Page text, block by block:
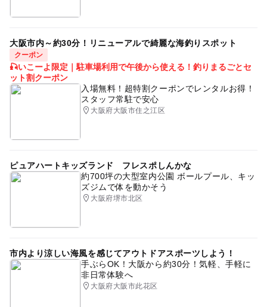
うどん：小麦粉、塩、紅麹（沖縄県産）
応募方法
このイベントの受付は終了しました。
●1チームでご利用プラン
・4人前プラン（1～4名様） 1組：8,020円
・2人前プラン（1～2名様） 1組：6,320円
●2チームでご利用プラン(1組2～5名様が2チームにわかれ
（どちらもチームも桜色にする場合）
・4人前を2チームプラン 1組：14,940円
（人数別料金はありません）
できあがったうどんをこちらでお召し上がりになる場合、
食器1人分につき660円をいただきます
大阪市内～約30分！リニューアルで綺麗な海釣りスポット
クーポン
🎣いこーよ限定｜駐車場利用で午後から使える！釣りまるごとセ
ット割クーポン
入場無料！超特割クーポンでレンタルお得！
スタッフ常駐で安心
大阪府大阪市住之江区
ピュアハートキッズランド フレスポしんかな
約700坪の大型室内公園 ボールプール、キッ
ズジムで体を動かそう
大阪府堺市北区
市内より涼しい海風を感じてアウトドアスポーツしよう！
手ぶらOK！大阪から約30分！気軽、手軽に
非日常体験へ
大阪府大阪市此花区